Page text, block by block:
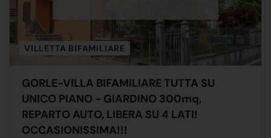
VILLETTA BIFAMILIARE
GORLE-VILLA BIFAMILIARE TUTTA SU
UNICO PIANO - GIARDINO 300mq,
REPARTO AUTO, LIBERA SU 4 LATI!
OCCASIONISSIMA!!!